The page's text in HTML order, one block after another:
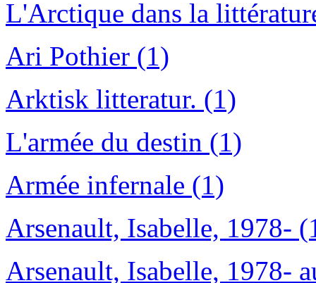
L'Arctique dans la
Ari Pothier (1)
Arktisk litteratur. (1)
L'armée du destin (1)
Armée infernale (1)
Arsenault, Isabelle, 1978-
Arsenault, Isabelle, 1978-